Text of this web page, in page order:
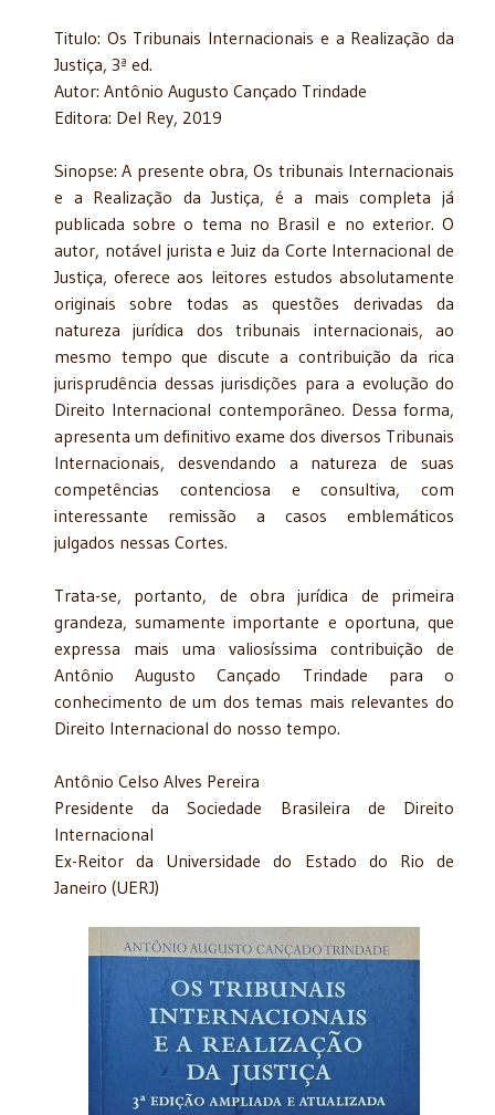
Titulo: Os Tribunais Internacionais e a Realização da
Justiça, 3ª ed.
Autor: Antônio Augusto Cançado Trindade
Editora: Del Rey, 2019
Sinopse: A presente obra, Os tribunais Internacionais
e a Realização da Justiça, é a mais completa já
publicada sobre o tema no Brasil e no exterior. O
autor, notável jurista e Juiz da Corte Internacional de
Justiça, oferece aos leitores estudos absolutamente
originais sobre todas as questões derivadas da
natureza jurídica dos tribunais internacionais, ao
mesmo tempo que discute a contribuição da rica
jurisprudência dessas jurisdições para a evolução do
Direito Internacional contemporâneo. Dessa forma,
apresenta um definitivo exame dos diversos Tribunais
Internacionais, desvendando a natureza de suas
competências contenciosa e consultiva, com
interessante remissão a casos emblemáticos
julgados nessas Cortes.
Trata-se, portanto, de obra jurídica de primeira
grandeza, sumamente importante e oportuna, que
expressa mais uma valiosíssima contribuição de
Antônio Augusto Cançado Trindade para o
conhecimento de um dos temas mais relevantes do
Direito Internacional do nosso tempo.
Antônio Celso Alves Pereira
Presidente da Sociedade Brasileira de Direito
Internacional
Ex-Reitor da Universidade do Estado do Rio de
Janeiro (UERJ)